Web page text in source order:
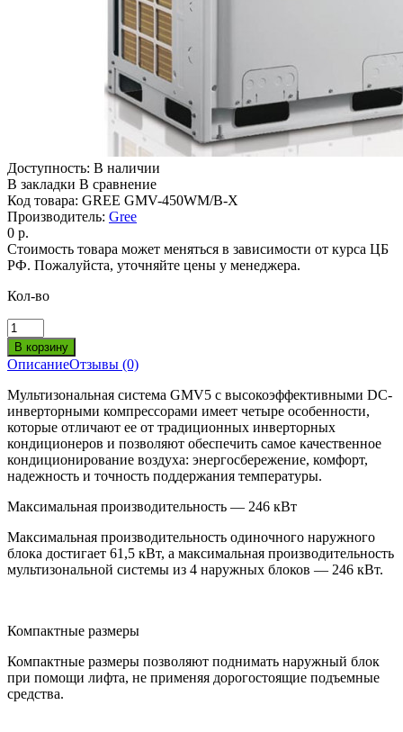
Доступность: В наличии
В закладки В сравнение
Код товара: GREE GMV-450WM/B-X
Производитель: Gree
0 р.
Стоимость товара может меняться в зависимости от курса ЦБ
РФ. Пожалуйста, уточняйте цены у менеджера.
Кол-во
ОписаниеОтзывы (0)
Мультизональная система GMV5 с высокоэффективными DC-
инверторными компрессорами имеет четыре особенности,
которые отличают ее от традиционных инверторных
кондиционеров и позволяют обеспечить самое качественное
кондиционирование воздуха: энергосбережение, комфорт,
надежность и точность поддержания температуры.
Максимальная производительность — 246 кВт
Максимальная производительность одиночного наружного
блока достигает 61,5 кВт, а максимальная производительность
мультизональной системы из 4 наружных блоков — 246 кВт.
Компактные размеры
Компактные размеры позволяют поднимать наружный блок
при помощи лифта, не применяя дорогостоящие подъемные
средства.